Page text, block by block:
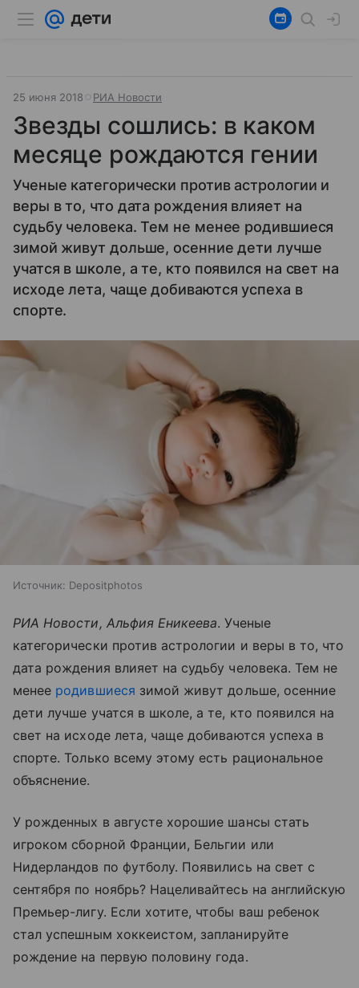
25 июня 2018 РИА Новости
Звезды сошлись: в каком
месяце рождаются гении
Ученые категорически против астрологии и
веры в то, что дата рождения влияет на
судьбу человека. Тем не менее родившиеся
зимой живут дольше, осенние дети лучше
учатся в школе, а те, кто появился на свет на
исходе лета, чаще добиваются успеха в
спорте.
Источник: Depositphotos
РИА Новости, Альфия Еникеева. Ученые
категорически против астрологии и веры в то, что
дата рождения влияет на судьбу человека. Тем не
менее родившиеся зимой живут дольше, осенние
дети лучше учатся в школе, а те, кто появился на
свет на исходе лета, чаще добиваются успеха в
спорте. Только всему этому есть рациональное
объяснение.
У рожденных в августе хорошие шансы стать
игроком сборной Франции, Бельгии или
Нидерландов по футболу. Появились на свет с
сентября по ноябрь? Нацеливайтесь на английскую
Премьер-лигу. Если хотите, чтобы ваш ребенок
стал успешным хоккеистом, запланируйте
рождение на первую половину года.